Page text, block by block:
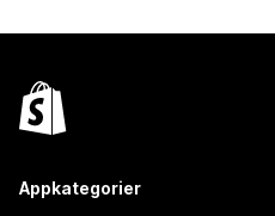
Appkategorier